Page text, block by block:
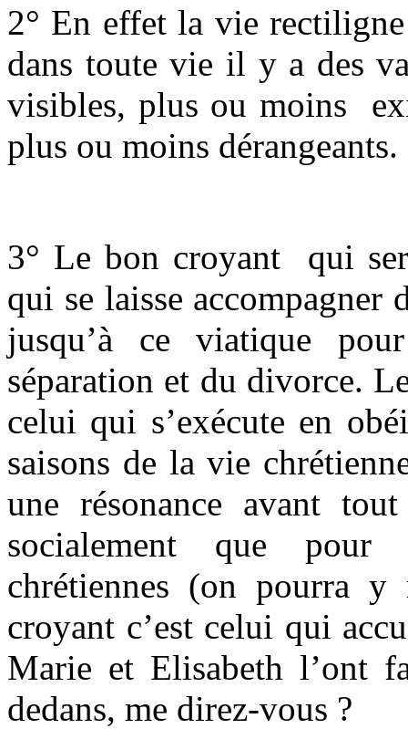
2° En effet la vie
dans toute vie il y a des
visibles, plus ou moins
plus ou moins
3° Le bon croyant qui
qui se laisse accompagner
jusqu’à ce viatique
séparation et du divorce.
celui qui s’exécute en
saisons de la vie
une résonance avant
socialement que pour
chrétiennes (on pourra
croyant c’est celui qui
Marie et Elisabeth
dedans, me direz-vous ?